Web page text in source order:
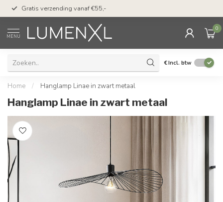
Gratis verzending vanaf €55,-
MENU
0
€Incl. btw
Home / Hanglamp Linae in zwart metaal
Hanglamp Linae in zwart metaal